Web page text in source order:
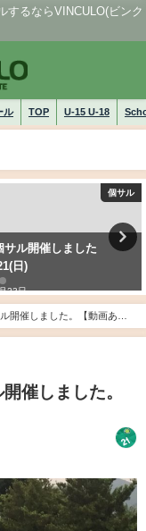
するならVINCULO(ビンク
ル TOP U-15 U-18
個サル
サル開催しました
日)
23日
開催しました。【動画あ
催しました。